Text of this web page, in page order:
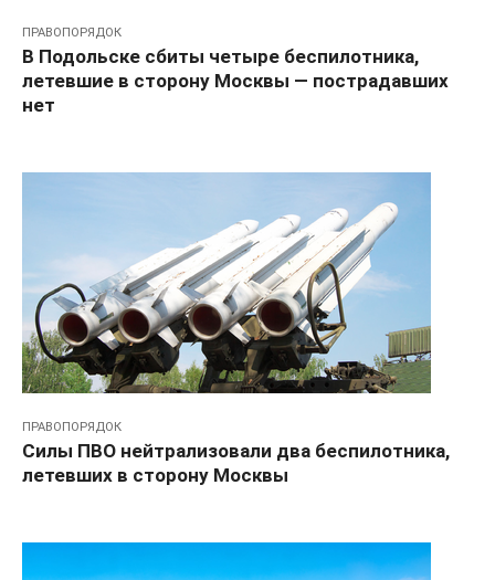
ПРАВОПОРЯДОК
В Подольске сбиты четыре беспилотника,
летевшие в сторону Москвы — пострадавших
нет
ПРАВОПОРЯДОК
Силы ПВО нейтрализовали два беспилотника,
летевших в сторону Москвы